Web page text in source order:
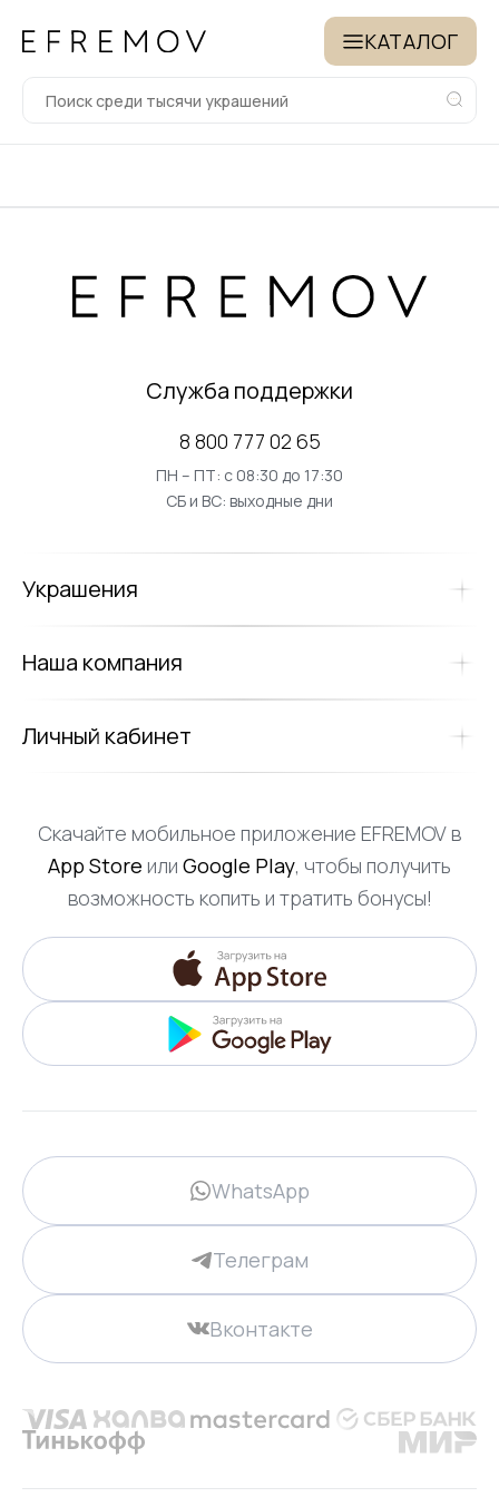
КАТАЛОГ
Служба поддержки
8 800 777 02 65
ПН – ПТ: с 08:30 до 17:30
СБ и ВС: выходные дни
Украшения
Наша компания
Личный кабинет
Скачайте мобильное приложение EFREMOV в
App Store или Google Play, чтобы получить
возможность копить и тратить бонусы!
WhatsApp
Телеграм
Вконтакте